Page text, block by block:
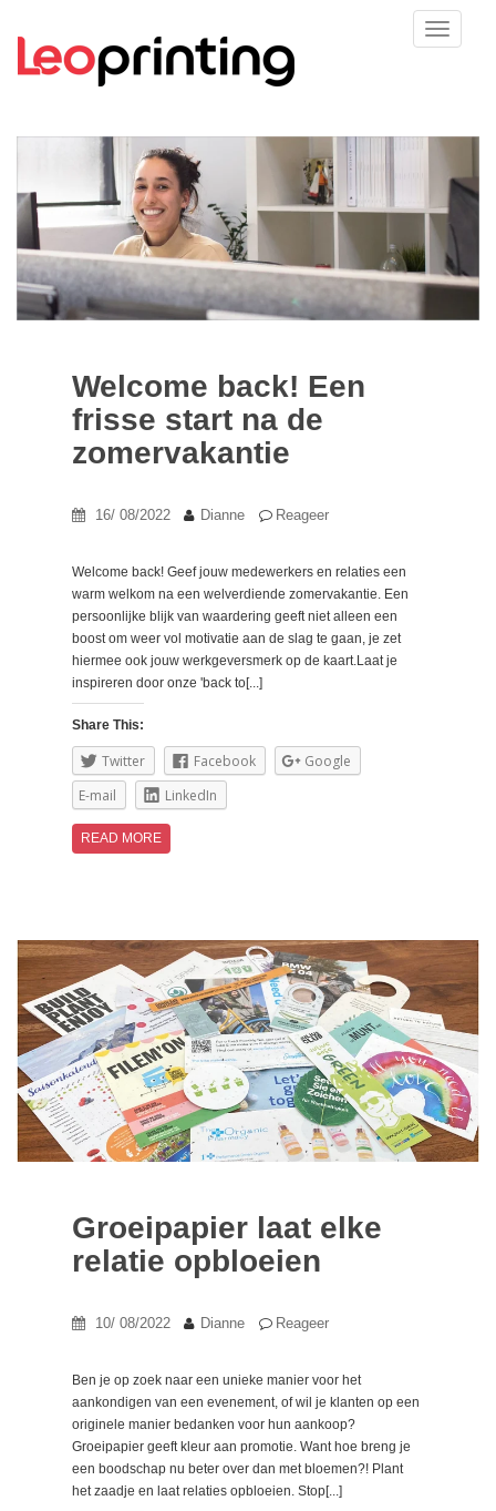
Welcome back! Een
frisse start na de
zomervakantie
16/ 08/2022 Dianne Reageer
Welcome back! Geef jouw medewerkers en relaties een
warm welkom na een welverdiende zomervakantie. Een
persoonlijke blijk van waardering geeft niet alleen een
boost om weer vol motivatie aan de slag te gaan, je zet
hiermee ook jouw werkgeversmerk op de kaart. Laat je
inspireren door onze 'back to[...]
Share This:
Twitter Facebook
Google
E-mail
LinkedIn
READ MORE
Groeipapier laat elke
relatie opbloeien
10/ 08/2022 Dianne Reageer
Ben je op zoek naar een unieke manier voor het
aankondigen van een evenement, of wil je klanten op een
originele manier bedanken voor hun aankoop?
Groeipapier geeft kleur aan promotie. Want hoe breng je
een boodschap nu beter over dan met bloemen?! Plant
het zaadje en laat relaties opbloeien. Stop[...]